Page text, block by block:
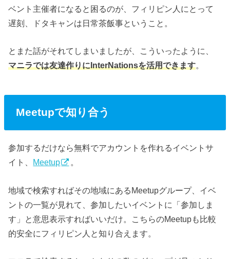
ベント主催者になると困るのが、フィリピン人にとって
遅刻、ドタキャンは日常茶飯事ということ。
とまた話がそれてしまいましたが、こういったように、
マニラでは友達作りにInterNationsを活用できます。
Meetupで知り合う
参加するだけなら無料でアカウントを作れるイベントサ
イト、 Meetup 。
地域で検索すればその地域にあるMeetupグループ、イベ
ントの一覧が見れて、参加したいイベントに「参加しま
す」と意思表示すればいいだけ。こちらのMeetupも比較
的安全にフィリピン人と知り合えます。